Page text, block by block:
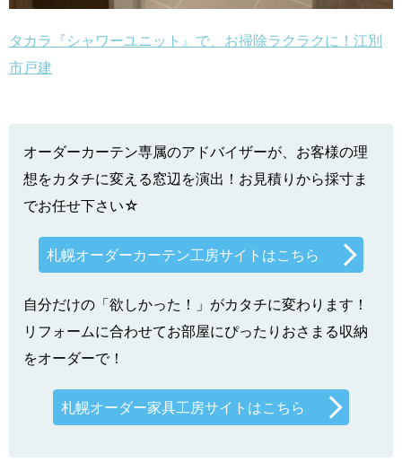
タカラ『シャワーユニット』で、お掃除ラクラクに！江別
市戸建
オーダーカーテン専属のアドバイザーが、お客様の理
想をカタチに変える窓辺を演出！お見積りから採寸ま
でお任せ下さい☆
札幌オーダーカーテン工房サイトはこちら
自分だけの「欲しかった！」がカタチに変わります！
リフォームに合わせてお部屋にぴったりおさまる収納
をオーダーで！
札幌オーダー家具工房サイトはこちら